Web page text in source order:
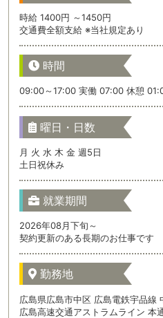
時給 1400円 ～1450円
交通費全額支給 ※当社規定あり
時間
09:00～17:00 実働 07:00 休憩
曜日・日数
月 火 水 木 金 週5日
土日祝休み
就業期間
2026年08月下旬～
契約更新のある長期のお仕事です
勤務地
広島県広島市中区 広島電鉄宇品線
広島高速交通アストラムライン 本